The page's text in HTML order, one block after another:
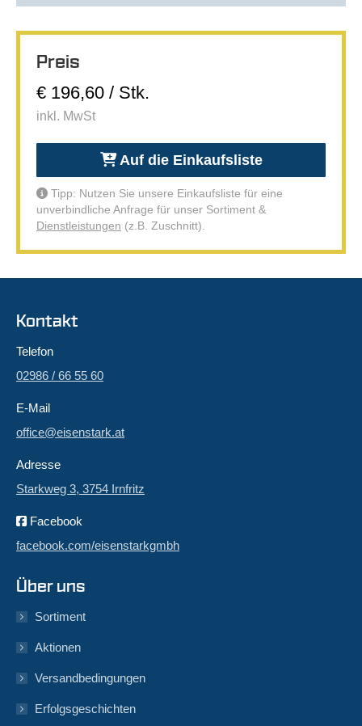
Preis
€ 196,60 / Stk.
inkl. MwSt
Auf die Einkaufsliste
Tipp: Nutzen Sie unsere Einkaufsliste für eine
unverbindliche Anfrage für unser Sortiment &
Dienstleistungen (z.B. Zuschnitt).
Kontakt
Telefon
02986 / 66 55 60
E-Mail
office@eisenstark.at
Adresse
Starkweg 3, 3754 Irnfritz
Facebook
facebook.com/eisenstarkgmbh
Über uns
Sortiment
Aktionen
Versandbedingungen
Erfolgsgeschichten